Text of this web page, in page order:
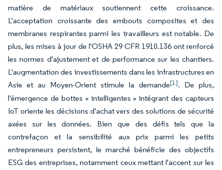
matière de matériaux soutiennent cette croissance.
L'acceptation croissante des embouts composites et des
membranes respirantes parmi les travailleurs est notable. De
plus, les mises à jour de l'OSHA 29 CFR 1910.136 ont renforcé
les normes d'ajustement et de performance sur les chantiers.
L'augmentation des investissements dans les infrastructures en
Asie et au Moyen-Orient stimule la demande[1]. De plus,
l'émergence de bottes « intelligentes » intégrant des capteurs
IoT oriente les décisions d'achat vers des solutions de sécurité
axées sur les données. Bien que des défis tels que la
contrefaçon et la sensibilité aux prix parmi les petits
entrepreneurs persistent, le marché bénéficie des objectifs
ESG des entreprises, notamment ceux mettant l'accent sur les